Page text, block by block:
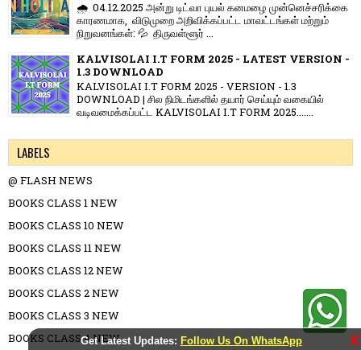
Get Latest Updates: Follow Us On WhatsApp X
🌧️ 04.12.2025 அன்று டிட்வா புயல் கனமழை முன்னெச்சரிக்கை
காரணமாக, விடுமுறை அறிவிக்கப்பட்ட மாவட்டங்கள் மற்றும்
நிறுவனங்கள்: 💦 திருவள்ளூர் ...
KALVISOLAI I.T FORM 2025 - LATEST VERSION -
1.3 DOWNLOAD
KALVISOLAI I.T FORM 2025 - VERSION - 1.3
DOWNLOAD | சில நிமிடங்களில் தயார் செய்யும் வகையில்
வடிவமைக்கப்பட்ட KALVISOLAI I.T FORM 2025.......
LABELS
@ FLASH NEWS
BOOKS CLASS 1 NEW
BOOKS CLASS 10 NEW
BOOKS CLASS 11 NEW
BOOKS CLASS 12 NEW
BOOKS CLASS 2 NEW
BOOKS CLASS 3 NEW
BOOKS CLASS 4 NEW